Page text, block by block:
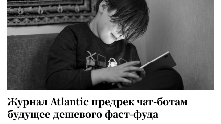
Журнал Atlantic предрек чат-ботам
будущее дешевого фаст-фуда